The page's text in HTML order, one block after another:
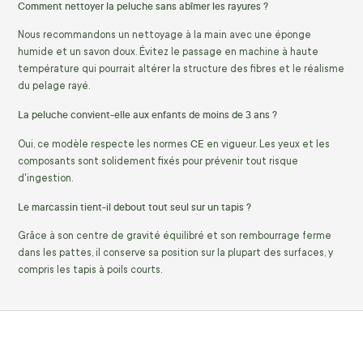
Comment nettoyer la peluche sans abîmer les rayures ?
Nous recommandons un nettoyage à la main avec une éponge
humide et un savon doux. Évitez le passage en machine à haute
température qui pourrait altérer la structure des fibres et le réalisme
du pelage rayé.
La peluche convient-elle aux enfants de moins de 3 ans ?
Oui, ce modèle respecte les normes CE en vigueur. Les yeux et les
composants sont solidement fixés pour prévenir tout risque
d'ingestion.
Le marcassin tient-il debout tout seul sur un tapis ?
Grâce à son centre de gravité équilibré et son rembourrage ferme
dans les pattes, il conserve sa position sur la plupart des surfaces, y
compris les tapis à poils courts.